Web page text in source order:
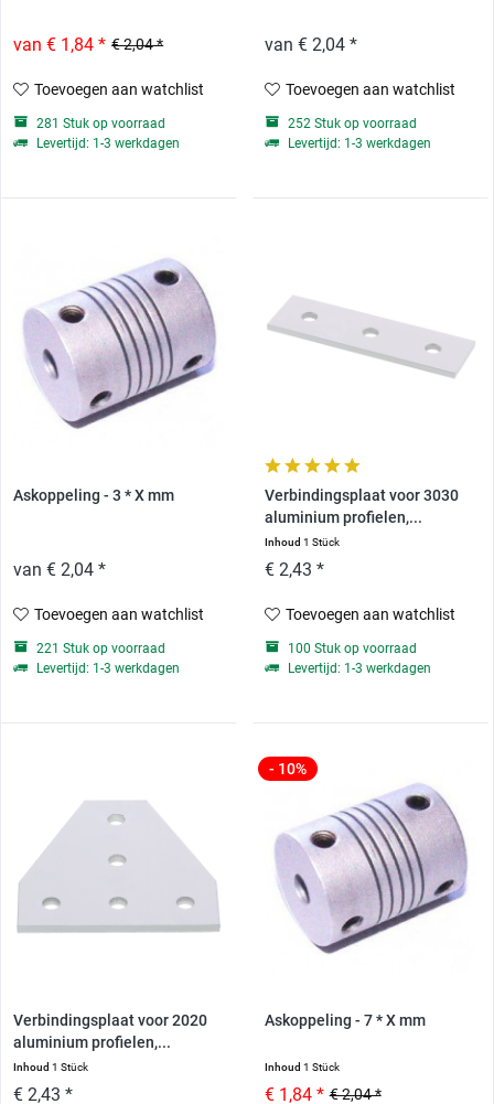
€ 2,04 *
van € 1,84 *
Toevoegen aan watchlist
281 Stuk op voorraad
Levertijd: 1-3 werkdagen
van € 2,04 *
Toevoegen aan watchlist
252 Stuk op voorraad
Levertijd: 1-3 werkdagen
Askoppeling - 3 * X mm
van € 2,04 *
Toevoegen aan watchlist
221 Stuk op voorraad
Levertijd: 1-3 werkdagen
Verbindingsplaat voor 3030
aluminium profielen,...
Inhoud 1 Stück
€ 2,43 *
Toevoegen aan watchlist
100 Stuk op voorraad
Levertijd: 1-3 werkdagen
Verbindingsplaat voor 2020
aluminium profielen,...
Inhoud1 Stück
€ 2,43 *
- 10%
Askoppeling - 7 * X mm
Inhoud 1 Stück
€ 2,04 *
€ 1,84 *